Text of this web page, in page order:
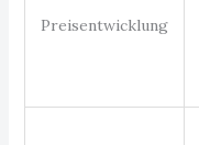
Preisentwicklung